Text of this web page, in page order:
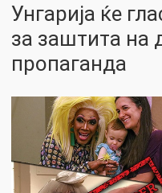
Унгарија ќе
за заштита на
пpoпаганда